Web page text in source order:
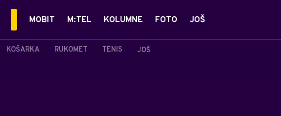
KOŠARKA RUKOMET TENIS JOŠ
MOBIT M:TEL KOLUMNE FOTO JOŠ